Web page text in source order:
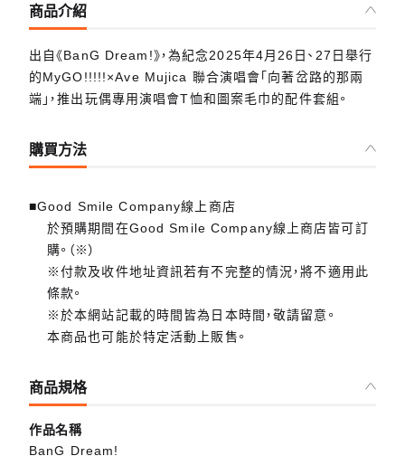
商品介紹
出自《BanG Dream!》，為紀念2025年4月26日、27日舉行
的MyGO!!!!!×Ave Mujica 聯合演唱會「向著岔路的那兩
端」，推出玩偶專用演唱會T恤和圖案毛巾的配件套組。
購買方法
■Good Smile Company線上商店
於預購期間在Good Smile Company線上商店皆可訂
購。（※）
※付款及收件地址資訊若有不完整的情況，將不適用此
條款。
※於本網站記載的時間皆為日本時間，敬請留意。
本商品也可能於特定活動上販售。
商品規格
作品名稱
BanG Dream!